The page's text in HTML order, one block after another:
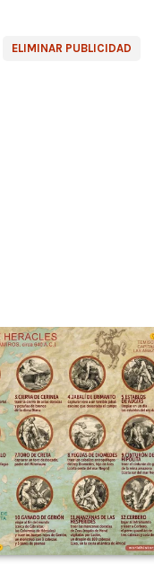
ELIMINAR PUBLICIDAD